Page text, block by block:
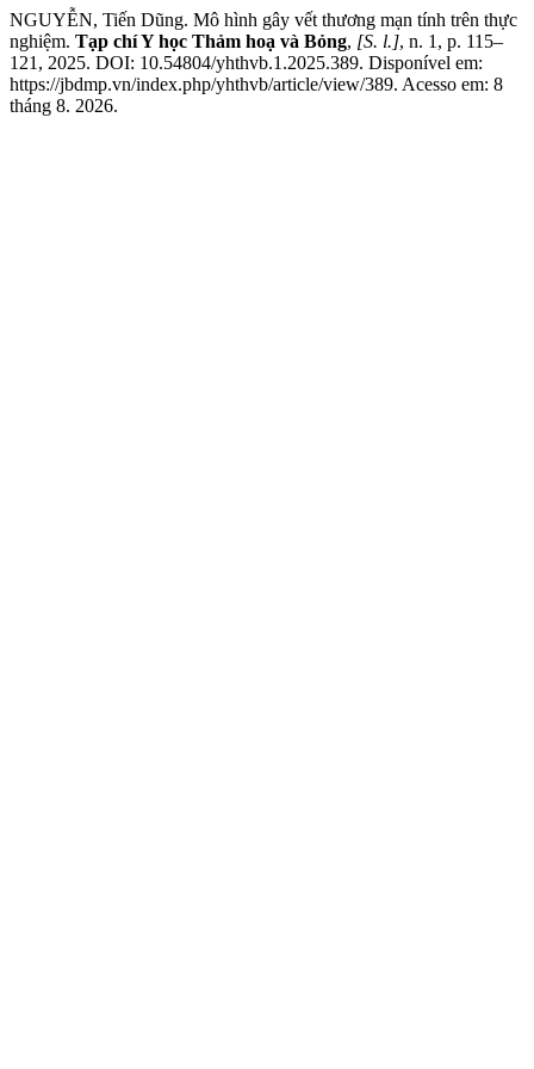
NGUYỄN, Tiến Dũng. Mô hình gây vết thương mạn tính trên thực
nghiệm. Tạp chí Y học Thảm hoạ và Bỏng, [S. l.], n. 1, p. 115–
121, 2025. DOI: 10.54804/yhthvb.1.2025.389. Disponível em:
https://jbdmp.vn/index.php/yhthvb/article/view/389. Acesso em: 8
tháng 8. 2026.